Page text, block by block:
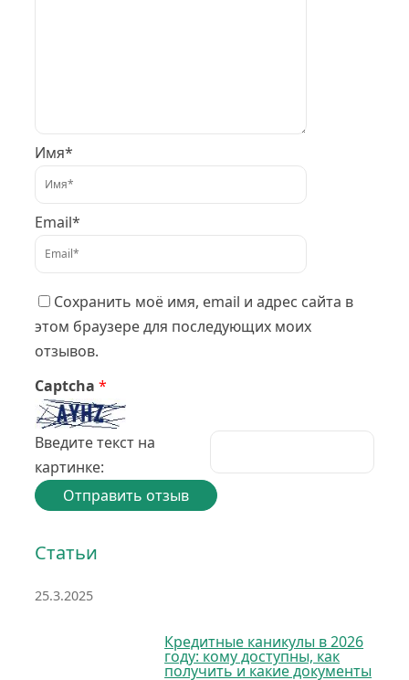
Имя*
Email*
Сохранить моё имя, email и адрес сайта в
этом браузере для последующих моих
отзывов.
Captcha *
Введите текст на
картинке:
Статьи
25.3.2025
Кредитные каникулы в 2026
году: кому доступны, как
получить и какие документы